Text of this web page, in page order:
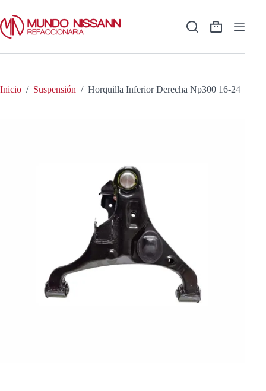
contenido
Shopping
Inicio / Suspensión / Horquilla Inferior Derecha Np300 16-24